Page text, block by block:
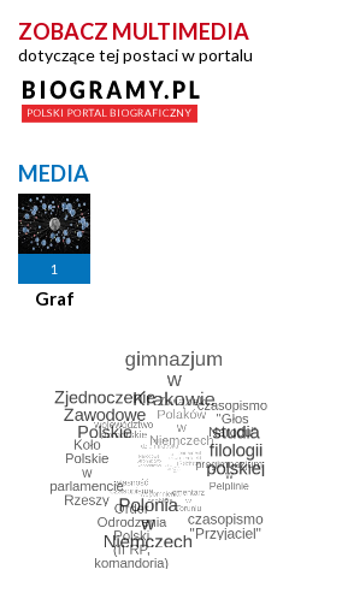
ZOBACZ MULTIMEDIA
dotyczące tej postaci w portalu
MEDIA
1
Graf